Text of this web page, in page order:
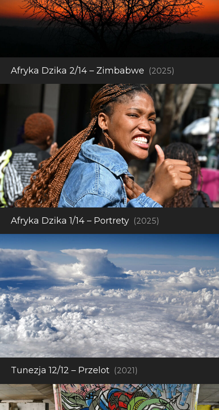
Afryka Dzika 2/14 – Zimbabwe (2025)
Afryka Dzika 1/14 – Portrety (2025)
Tunezja 12/12 – Przelot (2021)